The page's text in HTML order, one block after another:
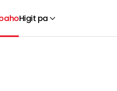
Higit pa